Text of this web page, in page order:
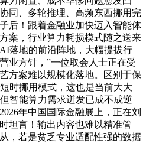
同、多轮推理、高频东西挪用完
后！跟着金融业加快迈入智能体
案，行业算力耗损模式随之送来
落地的前沿阵地，大幅提拔行
业方针，”一位取会人士正在受
方案难以规模化落地。区别于保
时挪用模式，这也是当前大大
智能算力需求迸发已成不成逆
年中国国际金融展上，正在刘
坦言！输出内容也难以精准管
，若是贫乏专业适配性强的数据